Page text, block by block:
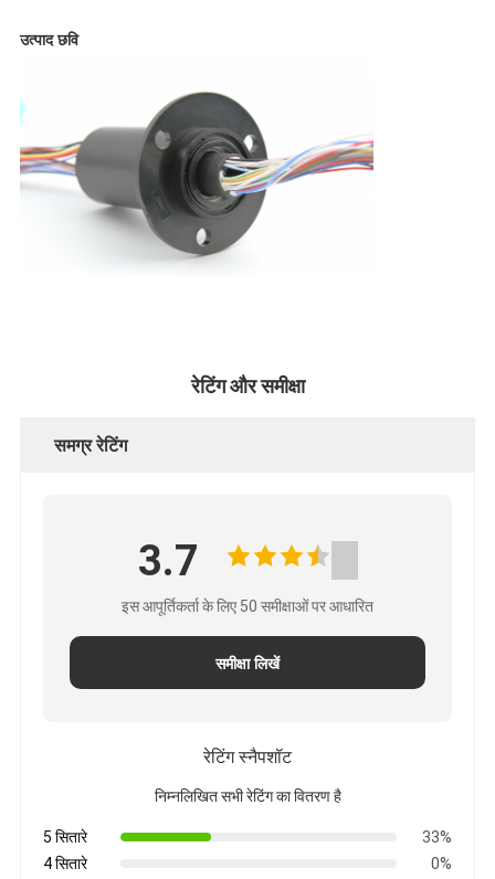
उत्पाद छवि
रेटिंग और समीक्षा
समग्र रेटिंग
3.7
इस आपूर्तिकर्ता के लिए 50 समीक्षाओं पर आधारित
समीक्षा लिखें
रेटिंग स्नैपशॉट
निम्नलिखित सभी रेटिंग का वितरण है
5 सितारे
33%
4 सितारे
0%